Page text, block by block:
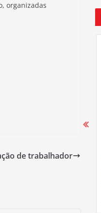
organizadas
de trabalhador
2025-2026 começa